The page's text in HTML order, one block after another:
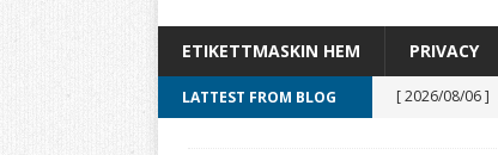
ETIKETTMASKIN HEM PRIVACY
LATTEST FROM BLOG [ 2026/08/06 ]